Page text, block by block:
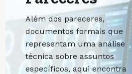
Além dos pareceres,
documentos formais que
representam uma análise
técnica sobre assuntos
específicos, aqui encontra